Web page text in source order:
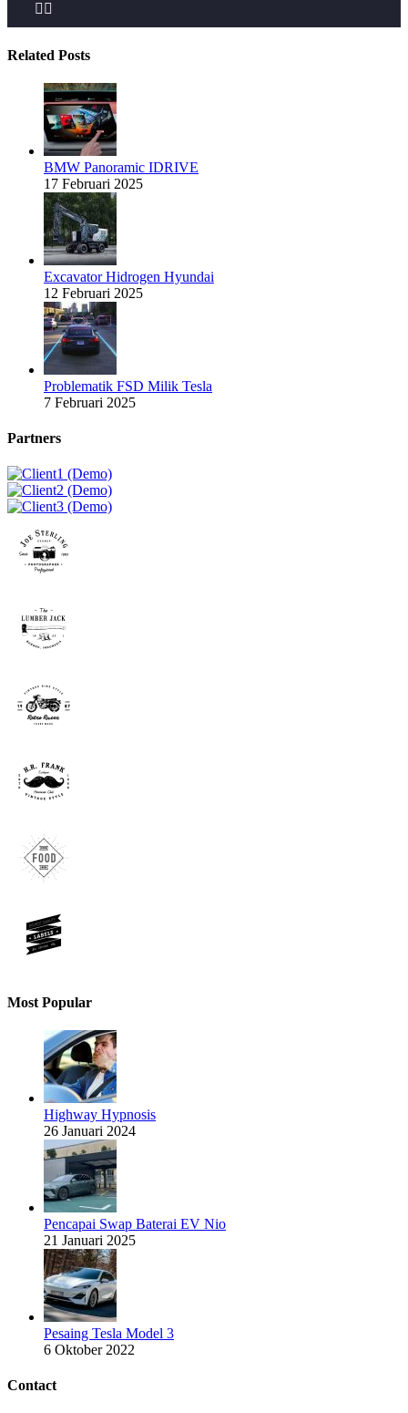
 
Related Posts
BMW Panoramic IDRIVE
17 Februari 2025
Excavator Hidrogen Hyundai
12 Februari 2025
Problematik FSD Milik Tesla
7 Februari 2025
Partners
Most Popular
Highway Hypnosis
26 Januari 2024
Pencapai Swap Baterai EV Nio
21 Januari 2025
Pesaing Tesla Model 3
6 Oktober 2022
Contact